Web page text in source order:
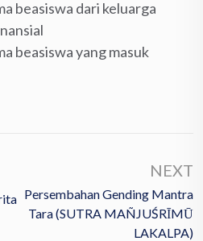
beasiswa dari keluarga
beasiswa yang masuk
NEXT
Persembahan Gending Mantra
Tara (SUTRA MAÑJUŚRĪMŪ
LAKALPA)